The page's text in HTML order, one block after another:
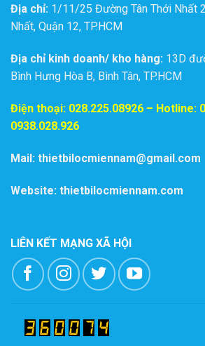
Địa chỉ: 1/11/25 Đường Tân Thới Nhất
Nhất, Quận 12, TP.HCM
Địa chỉ kinh doanh/ kho hàng: 13D
Bình Hưng Hòa B, Bình Tân, TP.HCM
Điện thoại: 028.225.08926 – Hotline:
0938.028.926
Mail: thietbilocmiennam@gmail.com
Website: thietbilocmiennam.com
LIÊN KẾT MẠNG XÃ HỘI